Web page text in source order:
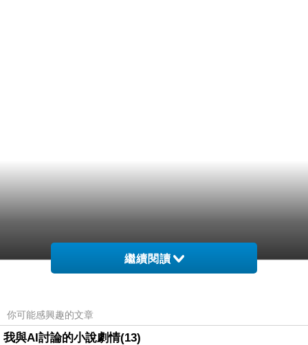
繼續閱讀
你可能感興趣的文章
我與AI討論的小說劇情(13)